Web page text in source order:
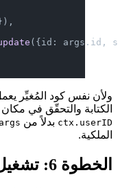
update ({id: args.id,
ولأن نفس كود المُغيِّر
الكتابة والتحقّق في
ctx.userIDبدلاً منargs
الملكية.
الخطوة 6: تشغيل zero-cache